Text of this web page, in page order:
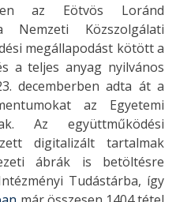
az Eötvös Loránd
Nemzeti Közszolgálati
megállapodást kötött a
a teljes anyag nyilvános
decemberben adta át a
az Egyetemi
Az együttműködési
digitalizált tartalmak
ábrák is betöltésre
Tudástárba, így